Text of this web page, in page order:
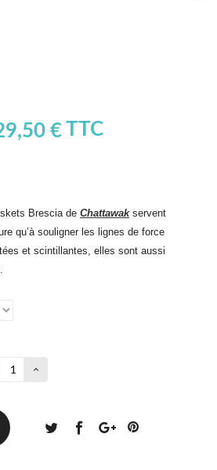
€TTC
Brescia de Chattawakservent
qu’à souligner les lignes de force
et scintillantes, elles sont aussi